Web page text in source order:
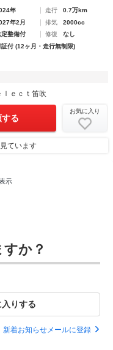
年 走行
0.7万km
年2月 排気
2000cc
定整備付 修復
なし
証付 (12ヶ月・走行無制限)
ｅｃｔ笛吹
る
お気に入り
ています
示
か？
りする
新着お知らせメールに登録